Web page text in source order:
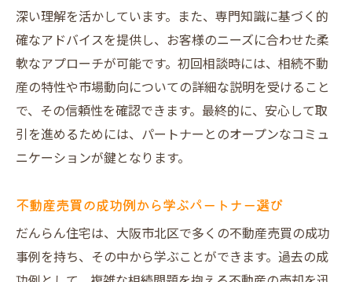
お客様のニーズに合わせた柔軟な対応
だんらん住宅のサポート体制の強み
お客様一人ひとりに寄り添う不動産売買のパー
トナー
お客様の声を反映したサービス提供
パーソナライズされた売買プランの提案
だんらん住宅の個別サポート事例
お客様満足度を追求する姿勢
信頼関係を築くための重要ポイント
深い理解を活かしています。また、専門知識に基づく的
確なアドバイスを提供し、お客様のニーズに合わせた柔
軟なアプローチが可能です。初回相談時には、相続不動
産の特性や市場動向についての詳細な説明を受けること
で、その信頼性を確認できます。最終的に、安心して取
引を進めるためには、パートナーとのオープンなコミュ
ニケーションが鍵となります。
不動産売買の成功例から学ぶパートナー選び
だんらん住宅は、大阪市北区で多くの不動産売買の成功
事例を持ち、その中から学ぶことができます。過去の成